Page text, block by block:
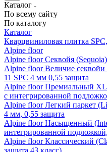
Каталог
По всему сайту
По каталогу
Каталог
Кварцвиниловая плитка
Alpine floor
Alpine floor Секвойя
Alpine floor Величие секвойи
11 SPC 4 мм 0,55 защита
Alpine floor Премиальный
с интегрированной
Alpine floor Легкий паркет
4 мм, 0,55 защита
Alpine floor Насыщенный
интегрированной
Alpine floor Классический
защита 43 класс)